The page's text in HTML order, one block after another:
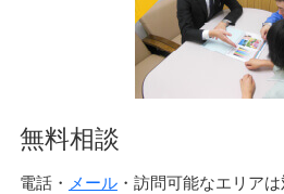
無料相談
電話・ メール・訪問可能なエリア